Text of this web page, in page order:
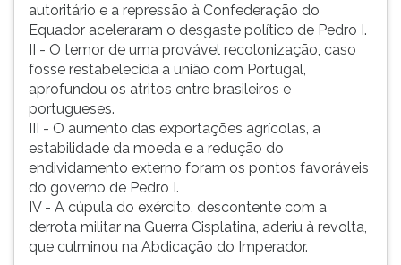
autoritário e a repressão à Confederação do
Equador aceleraram o desgaste político de Pedro I.
II - O temor de uma provável recolonização, caso
fosse restabelecida a união com Portugal,
aprofundou os atritos entre brasileiros e
portugueses.
III - O aumento das exportações agrícolas, a
estabilidade da moeda e a redução do
endividamento externo foram os pontos favoráveis
do governo de Pedro I.
IV - A cúpula do exército, descontente com a
derrota militar na Guerra Cisplatina, aderiu à revolta,
que culminou na Abdicação do Imperador.